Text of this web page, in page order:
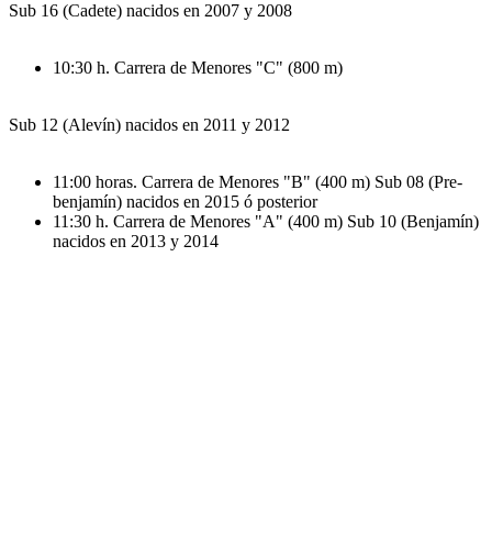
Sub 16 (Cadete) nacidos en 2007 y 2008
10:30 h. Carrera de Menores "C" (800 m)
Sub 12 (Alevín) nacidos en 2011 y 2012
11:00 horas. Carrera de Menores "B" (400 m) Sub 08 (Pre-
benjamín) nacidos en 2015 ó posterior
11:30 h. Carrera de Menores "A" (400 m) Sub 10 (Benjamín)
nacidos en 2013 y 2014